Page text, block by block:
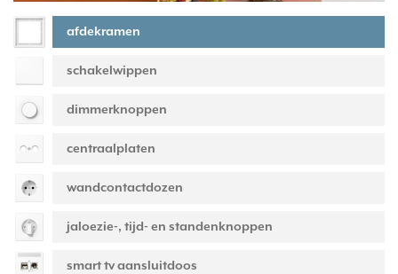
afdekramen
schakelwippen
dimmerknoppen
centraalplaten
wandcontactdozen
jaloezie-, tijd- en standenknoppen
smart tv aansluitdoos